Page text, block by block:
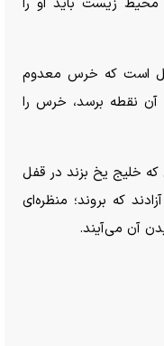
است که خرس معدوم
آن نقطه برسد، خرس را
یا تا زمانی که خلیج یخ بزند در قفل
که بروند؛ منظره‌ای
آن می‌آیند.